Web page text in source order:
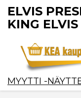
ELVIS
KING
MYYTTI -